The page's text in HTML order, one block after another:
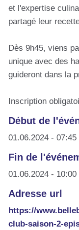
et l'expertise
partagé leur
Dès 9h45, viens
unique avec des
guideront dans la
Inscription
Début de
01.06.2024 - 07:45
Fin de
01.06.2024 - 10:00
Adresse url
https://
club-saison-2-